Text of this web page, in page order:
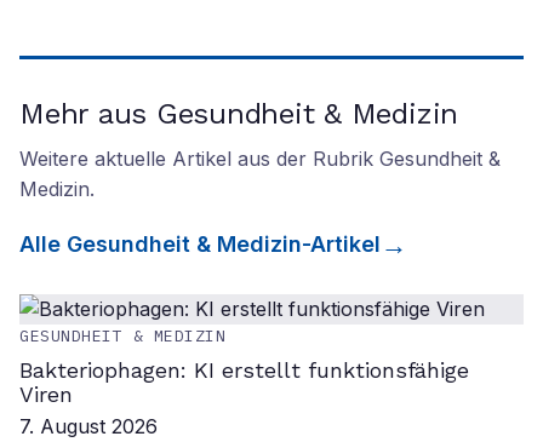
Mehr aus Gesundheit & Medizin
Weitere aktuelle Artikel aus der Rubrik Gesundheit &
Medizin.
Alle Gesundheit & Medizin-Artikel
GESUNDHEIT & MEDIZIN
Bakteriophagen: KI erstellt funktionsfähige
Viren
7. August 2026